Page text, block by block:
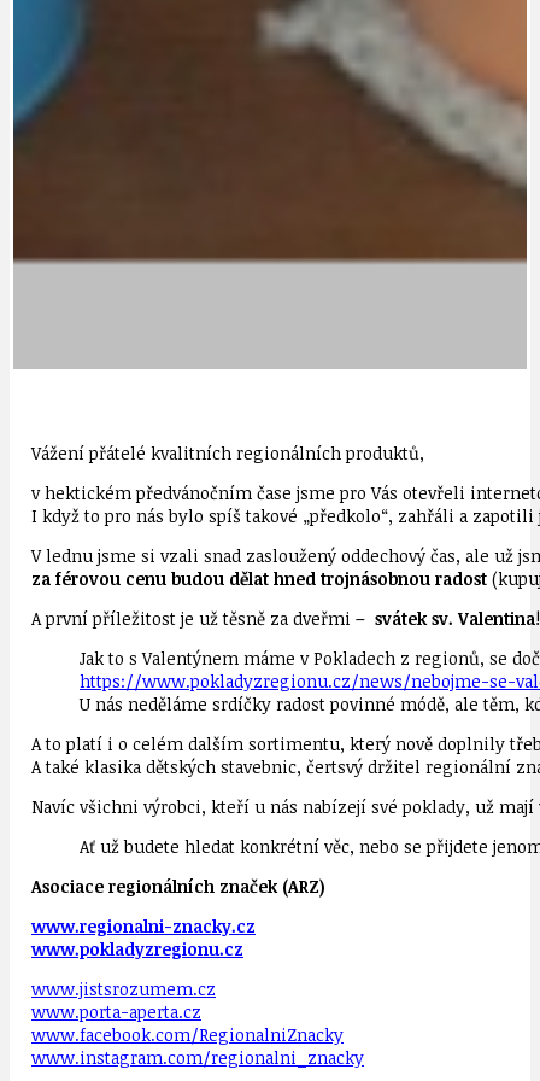
Vážení přátelé kvalitních regionálních produktů,
v hektickém předvánočním čase jsme pro Vás otevřeli
I když to pro nás bylo spíš takové „předkolo“, zahřáli a zapotili
V lednu jsme si vzali snad zasloužený oddechový čas, ale už
za férovou cenu budou dělat hned trojnásobnou radost
A první příležitost je už těsně za dveřmi – svátek sv. Valentina!
Jak to s Valentýnem máme v Pokladech z regionů, se
https://www.pokladyzregionu.cz/news/nebojme-se-
U nás neděláme srdíčky radost povinné módě, ale těm,
A to platí i o celém dalším sortimentu, který nově doplnily
A také klasika dětských stavebnic, čertsvý držitel regionální
Navíc všichni výrobci, kteří u nás nabízejí své poklady, už
Ať už budete hledat konkrétní věc, nebo se přijdete
Asociace regionálních značek (ARZ)
www.regionalni-znacky.cz
www.pokladyzregionu.cz
www.jistsrozumem.cz
www.porta-aperta.cz
www.facebook.com/RegionalniZnacky
www.instagram.com/regionalni_ znacky